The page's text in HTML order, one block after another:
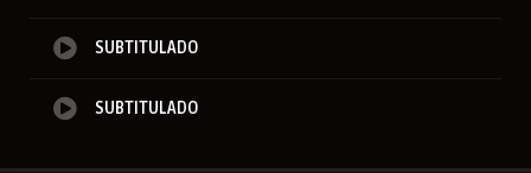
SUBTITULADO
SUBTITULADO